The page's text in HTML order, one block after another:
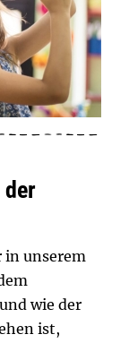
der
in unserem
wie der
ist,